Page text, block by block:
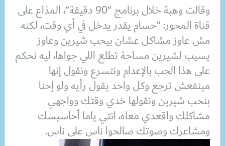
وقالت وهبة خلال برنامج “90 دقيقة”، المذاع على
قناة المحور: “حسام يقدر يدخل في أي وقت، لكنه
مش عاوز مشاكل عشان بيحب شيرين وعاوز
يسيب لشيرين مساحة تطلع اللي جواها، ليه نحكم
على هذا الحب بالإعدام ونتسرع ونقول إنها
مينفعش ترجع وكل واحد يقول رأيه ولو إحنا
بنحب شيرين ونقولها خدي وقتك وواجهي
مشاكلك واقعدي معاه، انتي ياما أحاسيسك
ومشاعرك وصوتك صالحوا ناس على ناس.